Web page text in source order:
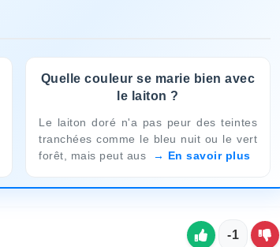
Quelle couleur se marie bien avec
le laiton ?
Le laiton doré n'a pas peur des teintes
tranchées comme le bleu nuit ou le vert
forêt, mais peut aus
En savoir plus
-1